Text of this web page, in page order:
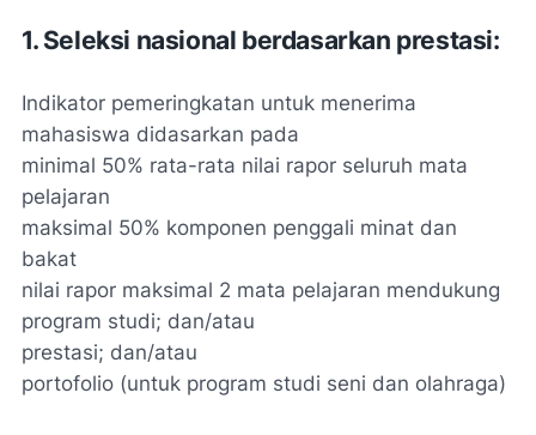
1. Seleksi nasional berdasarkan prestasi:
Indikator pemeringkatan untuk menerima
mahasiswa didasarkan pada
minimal 50% rata-rata nilai rapor seluruh mata
pelajaran
maksimal 50% komponen penggali minat dan
bakat
nilai rapor maksimal 2 mata pelajaran mendukung
program studi; dan/atau
prestasi; dan/atau
portofolio (untuk program studi seni dan olahraga)